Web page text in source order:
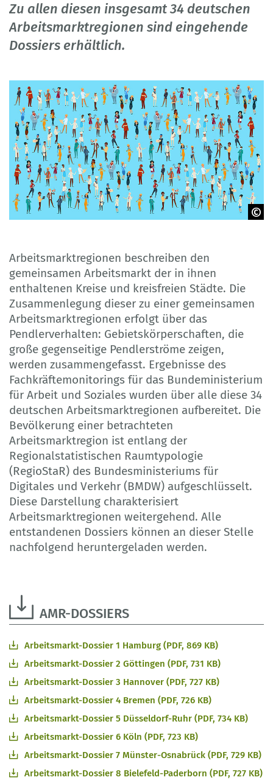
Zu allen diesen insgesamt 34 deutschen
Arbeitsmarktregionen sind eingehende
Dossiers erhältlich.
Arbeitsmarktregionen beschreiben den
gemeinsamen Arbeitsmarkt der in ihnen
enthaltenen Kreise und kreisfreien Städte. Die
Zusammenlegung dieser zu einer gemeinsamen
Arbeitsmarktregionen erfolgt über das
Pendlerverhalten: Gebietskörperschaften, die
große gegenseitige Pendlerströme zeigen,
werden zusammengefasst. Ergebnisse des
Fachkräftemonitorings für das Bundeministerium
für Arbeit und Soziales wurden über alle diese 34
deutschen Arbeitsmarktregionen aufbereitet. Die
Bevölkerung einer betrachteten
Arbeitsmarktregion ist entlang der
Regionalstatistischen Raumtypologie
(RegioStaR) des Bundesministeriums für
Digitales und Verkehr (BMDW) aufgeschlüsselt.
Diese Darstellung charakterisiert
Arbeitsmarktregionen weitergehend. Alle
entstandenen Dossiers können an dieser Stelle
nachfolgend heruntergeladen werden.
AMR-DOSSIERS
Arbeitsmarkt-Dossier 1 Hamburg (PDF, 869 KB)
Arbeitsmarkt-Dossier 2 Göttingen (PDF, 731 KB)
Arbeitsmarkt-Dossier 3 Hannover (PDF, 727 KB)
Arbeitsmarkt-Dossier 4 Bremen (PDF, 726 KB)
Arbeitsmarkt-Dossier 5 Düsseldorf-Ruhr (PDF, 734 KB)
Arbeitsmarkt-Dossier 6 Köln (PDF, 723 KB)
Arbeitsmarkt-Dossier 7 Münster-Osnabrück (PDF, 729 KB)
Arbeitsmarkt-Dossier 8 Bielefeld-Paderborn (PDF, 727 KB)